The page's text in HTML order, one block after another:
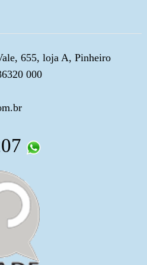
655, loja A, Pinheiro
000